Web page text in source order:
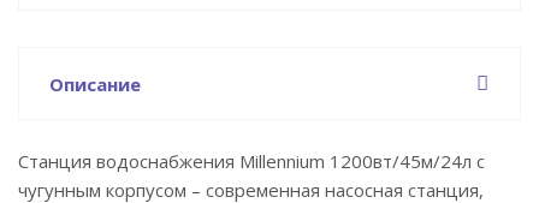
Описание
Станция водоснабжения Millennium 1200вт/45м/24л с
чугунным корпусом – современная насосная станция,